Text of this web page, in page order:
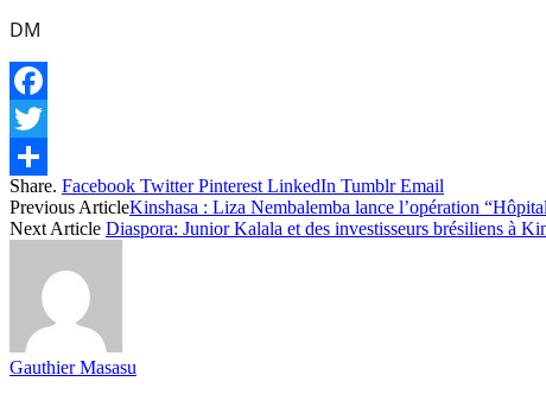
DM
Facebook
Twitter
Share
Share. Facebook Twitter Pinterest LinkedIn Tumblr Email
Previous ArticleKinshasa : Liza Nembalemba lance l’opération
Next Article Diaspora: Junior Kalala et des investisseurs brésiliens à
Gauthier Masasu